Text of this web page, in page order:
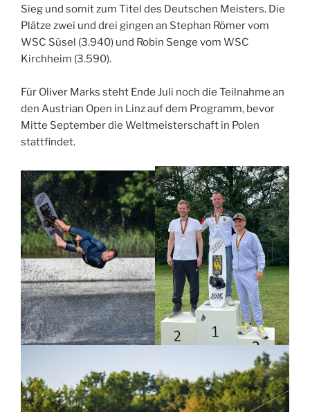
Sieg und somit zum Titel des Deutschen Meisters. Die
Plätze zwei und drei gingen an Stephan Römer vom
WSC Süsel (3.940) und Robin Senge vom WSC
Kirchheim (3.590).
Für Oliver Marks steht Ende Juli noch die Teilnahme an
den Austrian Open in Linz auf dem Programm, bevor
Mitte September die Weltmeisterschaft in Polen
stattfindet.